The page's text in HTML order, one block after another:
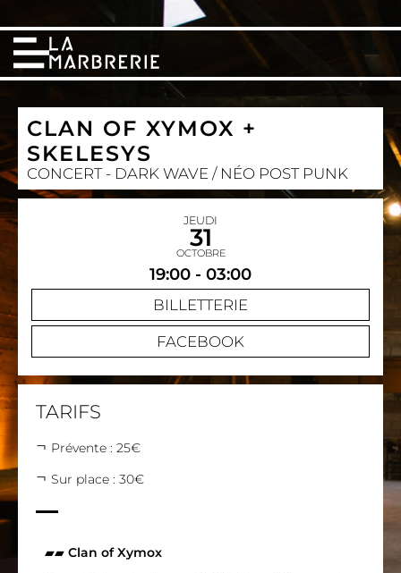
CLAN OF XYMOX +
SKELESYS
CONCERT - DARK WAVE / NÉO POST PUNK
JEUDI
31
OCTOBRE
19:00 - 03:00
BILLETTERIE
FACEBOOK
TARIFS
Prévente : 25€
Sur place : 30€
▰▰ Clan of Xymox